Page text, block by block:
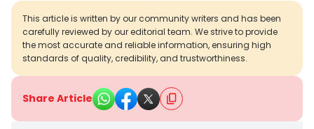
This article is written by our community writers and has been
carefully reviewed by our editorial team. We strive to provide
the most accurate and reliable information, ensuring high
standards of quality, credibility, and trustworthiness.
Share Article